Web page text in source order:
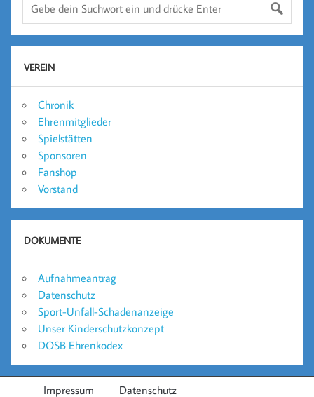
VEREIN
Chronik
Ehrenmitglieder
Spielstätten
Sponsoren
Fanshop
Vorstand
DOKUMENTE
Aufnahmeantrag
Datenschutz
Sport-Unfall-Schadenanzeige
Unser Kinderschutzkonzept
DOSB Ehrenkodex
Impressum Datenschutz